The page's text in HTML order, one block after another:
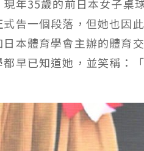
現年35歲的前日本女子桌
告一個段落，但她也因
本體育學會主辦的體育
早已知道她，並笑稱：